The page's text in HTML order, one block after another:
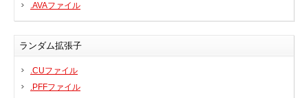
.AVAファイル
ランダム拡張子
.CUファイル
.PFFファイル